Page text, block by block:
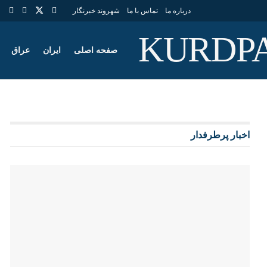
درباره ما تماس با ما شهروند خبرنگار
صفحه اصلی ایران عراق
اخبار پرطرفدار